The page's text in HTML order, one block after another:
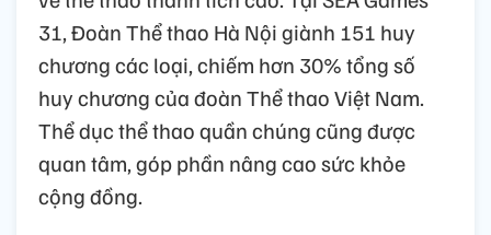
31, Đoàn Thể thao Hà Nội giành 151 huy
chương các loại, chiếm hơn 30% tổng số
huy chương của đoàn Thể thao Việt Nam.
Thể dục thể thao quần chúng cũng được
quan tâm, góp phần nâng cao sức khỏe
cộng đồng.